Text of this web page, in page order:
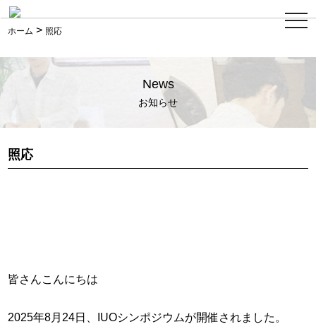
ホーム > 照応
News
お知らせ
照応
皆さんこんにちは
2025年8月24日、IUOシンポジウムが開催されました。
ス
マ
メ